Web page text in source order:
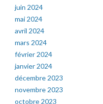
juin 2024
mai 2024
avril 2024
mars 2024
février 2024
janvier 2024
décembre 2023
novembre 2023
octobre 2023